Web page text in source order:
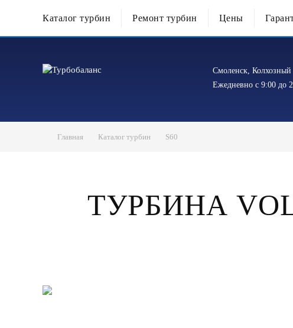
Каталог турбин Ремонт турбин Цены
Смоленск, Колхозный
Ежедневно с 9:00 до
Главная Каталог турбин S60
ТУРБИНА